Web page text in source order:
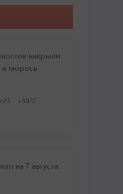
накрыли
и морось
на 7 августа